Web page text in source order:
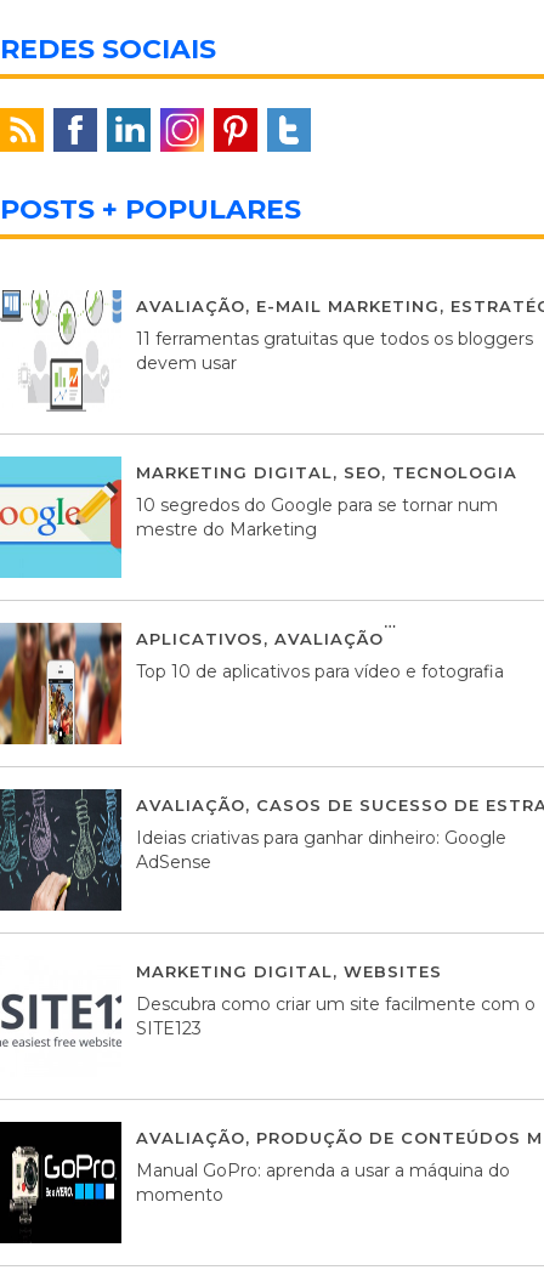
REDES SOCIAIS
POSTS + POPULARES
AVALIAÇÃO, E-MAIL MARKETING,
11 ferramentas gratuitas que todos os bloggers
devem usar
MARKETING DIGITAL, SEO, TECNOLOGIA
10 segredos do Google para se tornar num
mestre do Marketing
APLICATIVOS, AVALIAÇÃO
Top 10 de aplicativos para vídeo e fotografia
AVALIAÇÃO, CASOS DE SUCESSO DE
Ideias criativas para ganhar dinheiro: Google
AdSense
MARKETING DIGITAL, WEBSITES
Descubra como criar um site facilmente com o
SITE123
AVALIAÇÃO, PRODUÇÃO DE CONTEÚDOS
Manual GoPro: aprenda a usar a máquina do
momento